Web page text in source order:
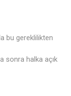
bu gereklilikten
sonra halka açık